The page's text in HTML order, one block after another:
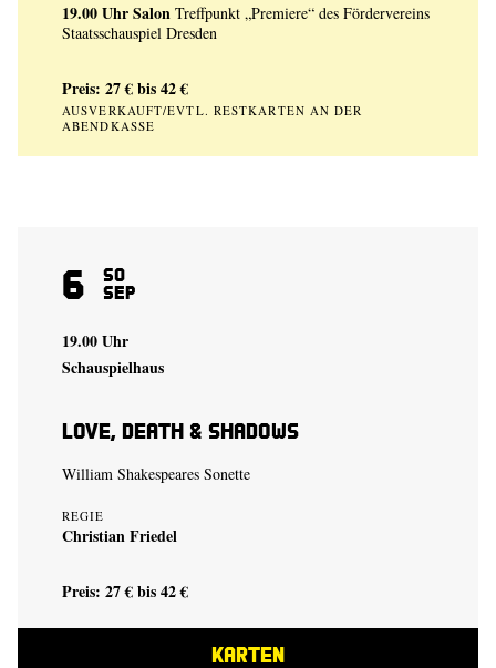
19.00 UhrSalon Treffpunkt „Premiere“ des Fördervereins
Staatsschauspiel Dresden
Preis: 27 € bis 42 €
AUSVERKAUFT/EVTL. RESTKARTEN AN DER
ABENDKASSE
6 So
Sep
19.00 Uhr
Schauspielhaus
Love, Death & Shadows
William Shakespeares Sonette
REGIE
Christian Friedel
Preis: 27 € bis 42 €
KARTEN